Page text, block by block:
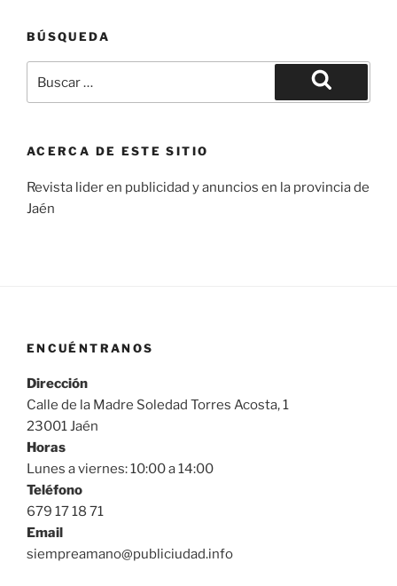
BÚSQUEDA
por:
Buscar
ACERCA DE ESTE SITIO
Revista lider en publicidad y anuncios en la provincia de
Jaén
ENCUÉNTRANOS
Dirección
Calle de la Madre Soledad Torres Acosta, 1
23001 Jaén
Horas
Lunes a viernes: 10:00 a 14:00
Teléfono
679 17 18 71
Email
siempreamano@publiciudad.info